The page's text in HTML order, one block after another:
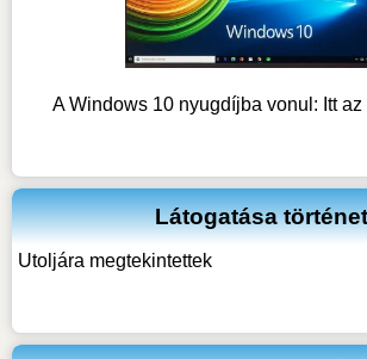
A Windows 10 nyugdíjba vonul: Itt az
Látogatása
Utoljára megtekintettek